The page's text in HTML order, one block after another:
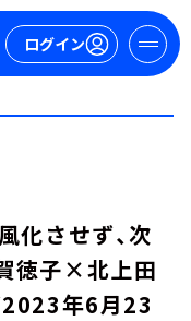
ログイン
化させず、次
徳子×北上田
年6月23